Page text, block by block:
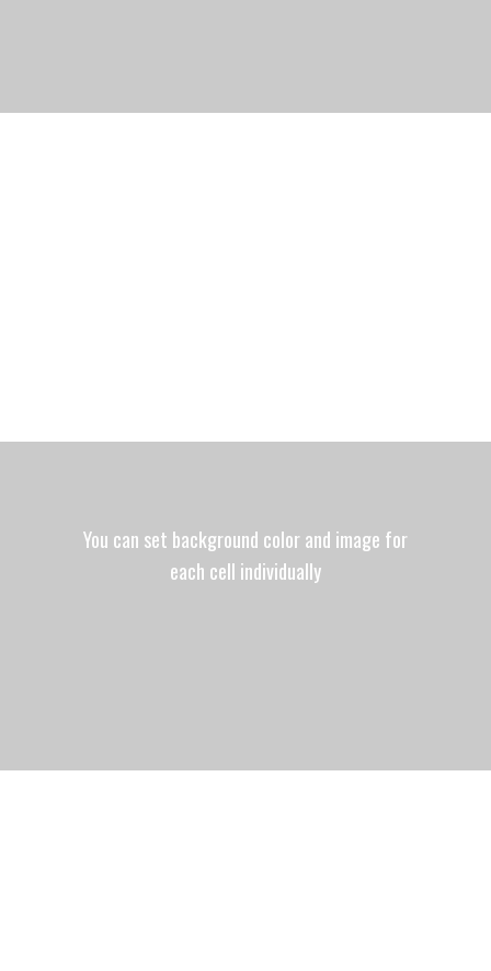
You can set background color and image for
each cell individually